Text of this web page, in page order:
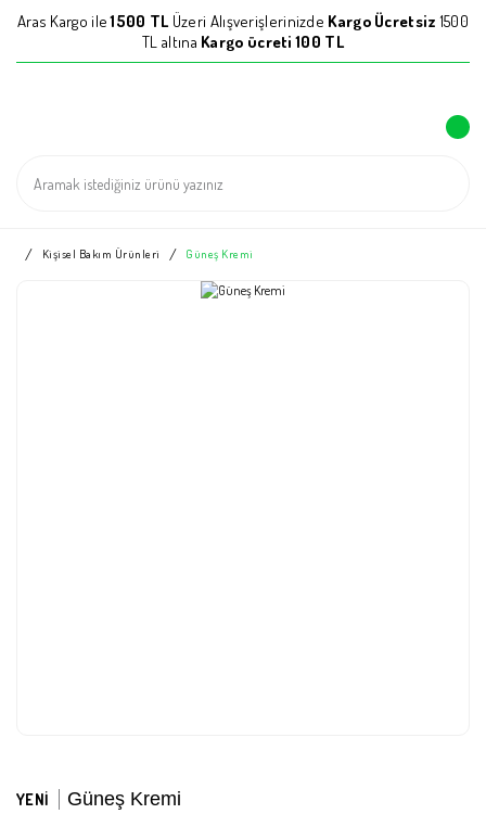
Aras Kargo ile1500 TLÜzeri Alışverişlerinizde Kargo Ücretsiz 1500
TL altına Kargo ücreti 100 TL
Kişisel Bakım Ürünleri Güneş Kremi
YENİ Güneş Kremi